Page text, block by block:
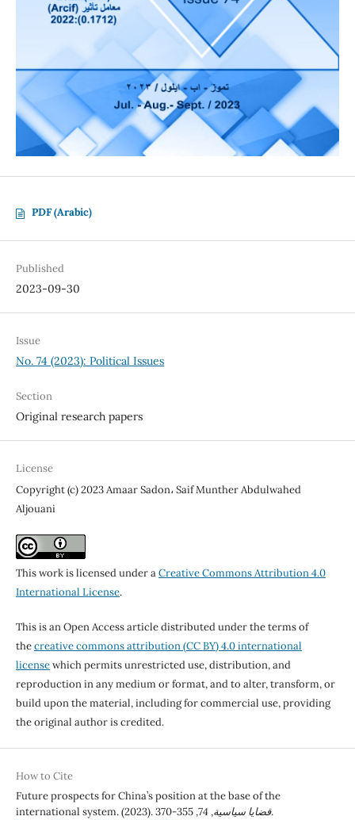
PDF (Arabic)
Published
2023-09-30
Issue
No. 74 (2023): Political Issues
Section
Original research papers
License
Copyright (c) 2023 Amaar Sadon، Saif Munther Abdulwahed
Aljouani
This work is licensed under aCreative Commons Attribution 4.0
International License.
This is an Open Access article distributed under the terms of
thecreative commons attribution (CC BY) 4.0 international
licensewhich permits unrestricted use, distribution, and
reproduction in any medium or format, and to alter, transform, or
build upon the material, including for commercial use, providing
the original author is credited.
How to Cite
Future prospects for China’s position at the base of the
international system. (2023).
قضايا سياسية,
74
, 355-370.